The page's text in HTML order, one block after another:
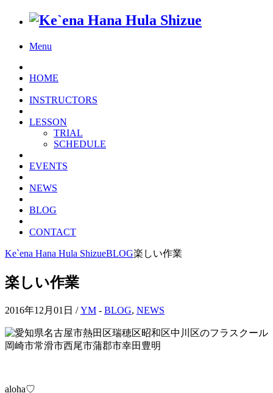
Menu
HOME
INSTRUCTORS
LESSON
TRIAL
SCHEDULE
EVENTS
NEWS
BLOG
CONTACT
Ke`ena Hana Hula ShizueBLOG楽しい作業
楽しい作業
2016年12月01日 /YM - BLOG, NEWS
aloha♡